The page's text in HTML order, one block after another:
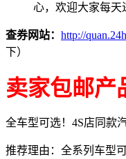
心，欢迎大家每天
查券网站： http://
下）
卖家包邮产
全车型可选！4S店同款
推荐理由：全系列车型